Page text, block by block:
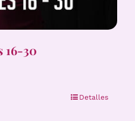
16-30
Detalles